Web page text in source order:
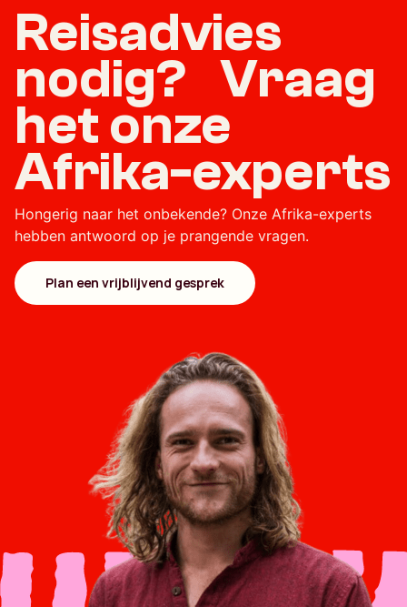
Reisadvies
nodig? Vraag
het onze
Afrika-experts
Hongerig naar het onbekende? Onze Afrika-experts
hebben antwoord op je prangende vragen.
Plan een vrijblijvend gesprek